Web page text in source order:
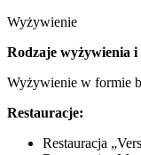
Wyżywienie
Rodzaje wyżywienia i
Wyżywienie w formie
Restauracje:
Restauracja